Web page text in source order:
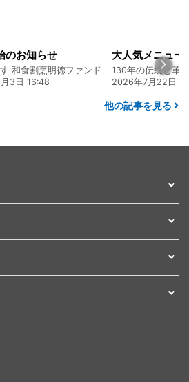
のお知らせ
和食割烹明徳ファンド
3日 16:48
2026年7月22日
他の記事を見る